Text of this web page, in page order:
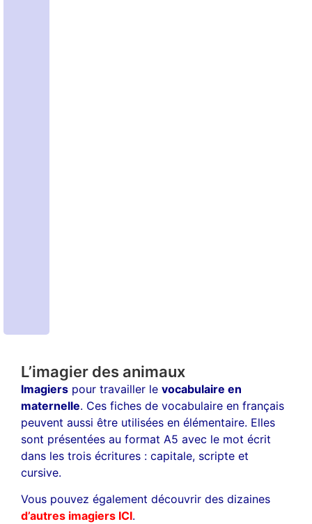
L’imagier des animaux
Imagiers pour travailler le vocabulaire en
maternelle. Ces fiches de vocabulaire en français
peuvent aussi être utilisées en élémentaire. Elles
sont présentées au format A5 avec le mot écrit
dans les trois écritures : capitale, scripte et
cursive.
Vous pouvez également découvrir des dizaines
d’autres imagiers ICI.